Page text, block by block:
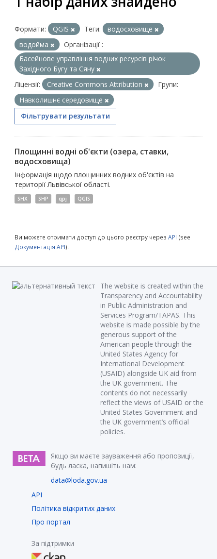
Формати: QGIS Теги:
водосховище
водойма
Організації :
Басейнове управління водних ресурсів річок
Західного Бугу та Сяну
Ліцензії:
Creative Commons Attribution
Групи:
Навколишнє середовище
Фільтрувати результати
Площинні водні об'єкти (озера, ставки,
водосховища)
Інформація щодо площинних водних об'єктів на
території Львівської області.
SHX SHP qpj QGIS
Ви можете отримати доступ до цього реєстру через API (see
Документація API).
The website is created within the
Transparency and Accountability
in Public Administration and
Services Program/TAPAS. This
website is made possible by the
generous support of the
American people through the
United States Agency for
International Development
(USAID) alongside UK aid from
the UK government. The
contents do not necessarily
reflect the views of USAID or the
United States Government and
the UK government’s official
policies.
Якщо ви маєте зауваження або пропозиції,
будь ласка, напишіть нам:
data@loda.gov.ua
API
Політика відкритих даних
Про портал
За підтримки